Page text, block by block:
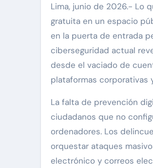
Lima, junio de 2026.- Lo que para muchos parece un hábito inofensivo, como conectarse a una red wifi
gratuita en un espacio
en la puerta de entrada
ciberseguridad actual
desde el vaciado de
plataformas corporativas
La falta de prevención
ciudadanos que no
ordenadores. Los
orquestar ataques
electrónico y correos